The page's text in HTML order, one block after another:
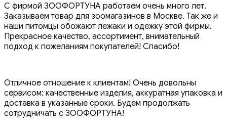
С фирмой ЗООФОРТУНА работаем очень много лет.
Заказываем товар для зоомагазинов в Москве. Так же и
наши питомцы обожают лежаки и одежку этой фирмы.
Прекрасное качество, ассортимент, внимательный
подход к пожеланиям покупателей! Спасибо!
Отличное отношение к клиентам! Очень довольны
сервисом: качественные изделия, аккуратная упаковка и
доставка в указанные сроки. Будем продолжать
сотрудничать с ЗООФОРТУНА!